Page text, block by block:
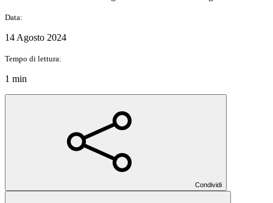
Data:
14 Agosto 2024
Tempo di lettura:
1 min
Condividi